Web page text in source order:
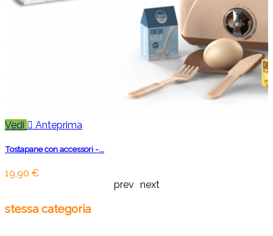
Vedi  Anteprima
Tostapane con accessori -...
19,90 €
prev next
stessa categoria